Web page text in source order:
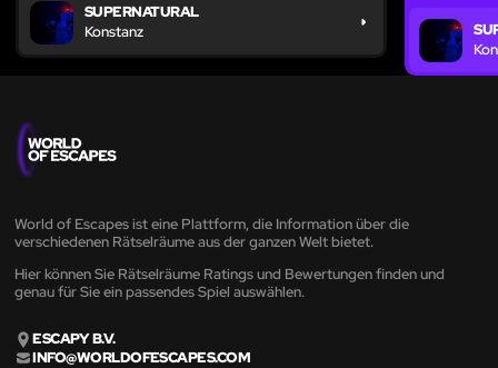
SUPERNATURAL
Konstanz
World of Escapes ist eine Plattform, die Information über die
verschiedenen Rätselräume aus der ganzen Welt bietet.
Hier können Sie Rätselräume Ratings und Bewertungen finden und
genau für Sie ein passendes Spiel auswählen.
ESCAPY B.V.
INFO@WORLDOFESCAPES.COM